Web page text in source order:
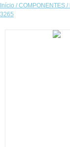
Início /COMPONENTES /
3265